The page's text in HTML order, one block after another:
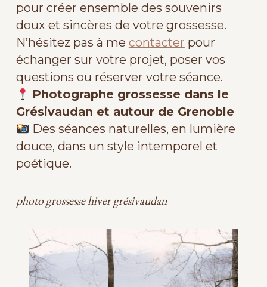
pour créer ensemble des souvenirs
doux et sincères de votre grossesse.
N’hésitez pas à me contacter pour
échanger sur votre projet, poser vos
questions ou réserver votre séance.
Photographe grossesse dans le
Grésivaudan et autour de Grenoble
Des séances naturelles, en lumière
douce, dans un style intemporel et
poétique.
photo grossesse hiver grésivaudan